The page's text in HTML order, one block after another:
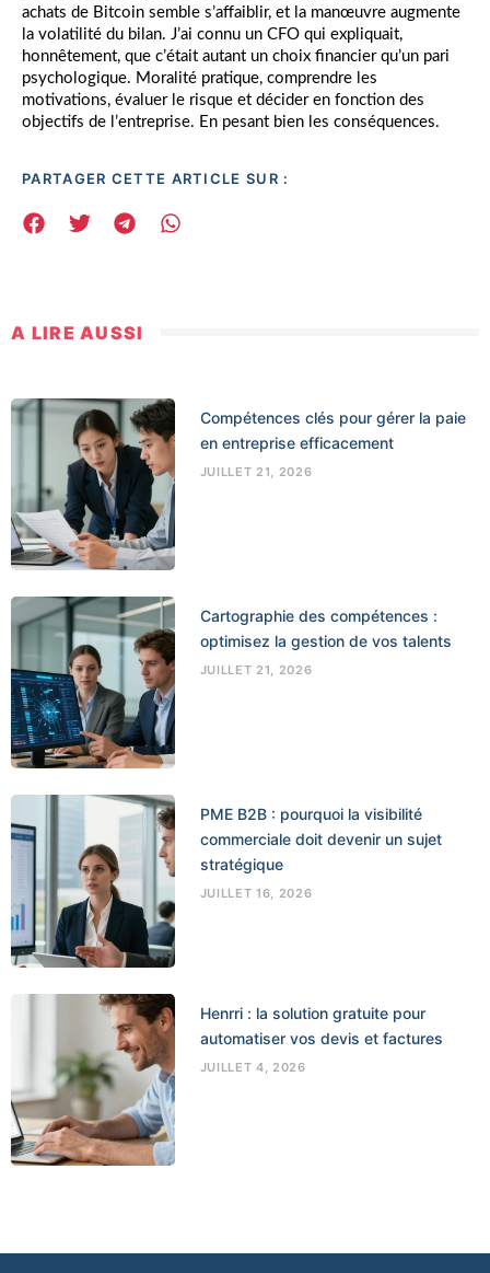
achats de Bitcoin semble s’affaiblir, et la manœuvre augmente
la volatilité du bilan. J’ai connu un CFO qui expliquait,
honnêtement, que c’était autant un choix financier qu’un pari
psychologique. Moralité pratique, comprendre les
motivations, évaluer le risque et décider en fonction des
objectifs de l’entreprise. En pesant bien les conséquences.
PARTAGER CETTE ARTICLE SUR :
A LIRE AUSSI
Compétences clés pour gérer la paie
en entreprise efficacement
JUILLET 21, 2026
Cartographie des compétences :
optimisez la gestion de vos talents
JUILLET 21, 2026
PME B2B : pourquoi la visibilité
commerciale doit devenir un sujet
stratégique
JUILLET 16, 2026
Henrri : la solution gratuite pour
automatiser vos devis et factures
JUILLET 4, 2026